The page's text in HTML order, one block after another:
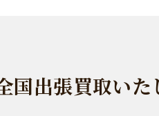
国出張買取いた